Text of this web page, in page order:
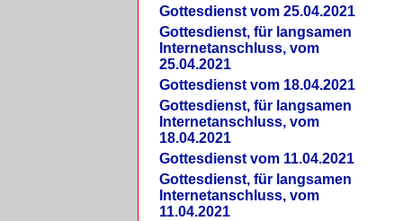
Gottesdienst vom 25.04.2021
Gottesdienst, für langsamen
Internetanschluss, vom
25.04.2021
Gottesdienst vom 18.04.2021
Gottesdienst, für langsamen
Internetanschluss, vom
18.04.2021
Gottesdienst vom 11.04.2021
Gottesdienst, für langsamen
Internetanschluss, vom
11.04.2021